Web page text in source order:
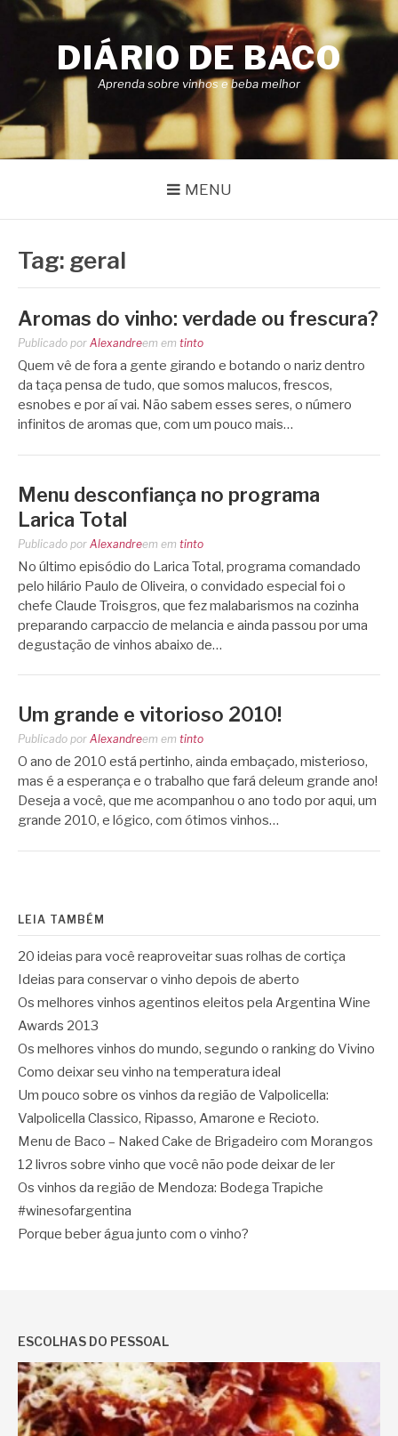
Pular
DIÁRIO DE BACO
Aprenda sobre vinhos e beba melhor
MENU
Tag: geral
Aromas do vinho: verdade ou frescura?
Publicado por Alexandreem em tinto
Quem vê de fora a gente girando e botando o nariz dentro
da taça pensa de tudo, que somos malucos, frescos,
esnobes e por aí vai. Não sabem esses seres, o número
infinitos de aromas que, com um pouco mais…
Menu desconfiança no programa
Larica Total
Publicado por Alexandreem em tinto
No último episódio do Larica Total, programa comandado
pelo hilário Paulo de Oliveira, o convidado especial foi o
chefe Claude Troisgros, que fez malabarismos na cozinha
preparando carpaccio de melancia e ainda passou por uma
degustação de vinhos abaixo de…
Um grande e vitorioso 2010!
Publicado por Alexandreem em tinto
O ano de 2010 está pertinho, ainda embaçado, misterioso,
mas é a esperança e o trabalho que fará deleum grande ano!
Deseja a você, que me acompanhou o ano todo por aqui, um
grande 2010, e lógico, com ótimos vinhos…
LEIA TAMBÉM
20 ideias para você reaproveitar suas rolhas de cortiça
Ideias para conservar o vinho depois de aberto
Os melhores vinhos agentinos eleitos pela Argentina Wine
Awards 2013
Os melhores vinhos do mundo, segundo o ranking do Vivino
Como deixar seu vinho na temperatura ideal
Um pouco sobre os vinhos da região de Valpolicella:
Valpolicella Classico, Ripasso, Amarone e Recioto.
Menu de Baco – Naked Cake de Brigadeiro com Morangos
12 livros sobre vinho que você não pode deixar de ler
Os vinhos da região de Mendoza: Bodega Trapiche
#winesofargentina
Porque beber água junto com o vinho?
ESCOLHAS DO PESSOAL